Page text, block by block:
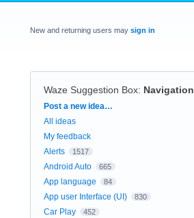
New and returning users may sign in
Waze Suggestion Box: Navigation
Categories
Post a new idea…
All ideas
My feedback
Alerts
1517
Android Auto 665
App language 84
App user Interface (UI) 830
Car Play 452